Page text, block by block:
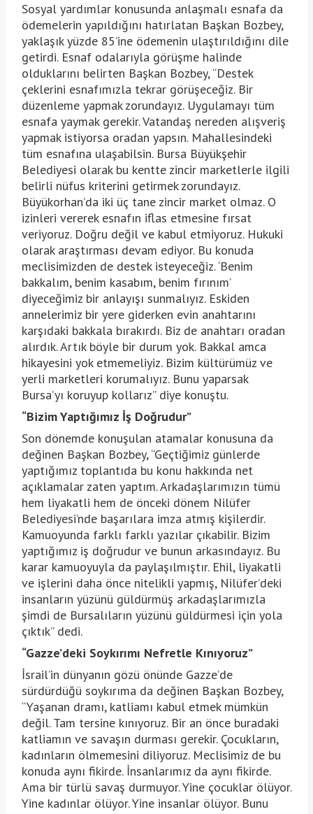
Sosyal yardımlar konusunda anlaşmalı esnafa da
ödemelerin yapıldığını hatırlatan Başkan Bozbey,
yaklaşık yüzde 85’ine ödemenin ulaştırıldığını dile
getirdi. Esnaf odalarıyla görüşme halinde
olduklarını belirten Başkan Bozbey, “Destek
çeklerini esnafımızla tekrar görüşeceğiz. Bir
düzenleme yapmak zorundayız. Uygulamayı tüm
esnafa yaymak gerekir. Vatandaş nereden alışveriş
yapmak istiyorsa oradan yapsın. Mahallesindeki
tüm esnafına ulaşabilsin. Bursa Büyükşehir
Belediyesi olarak bu kentte zincir marketlerle ilgili
belirli nüfus kriterini getirmek zorundayız.
Büyükorhan’da iki üç tane zincir market olmaz. O
izinleri vererek esnafın iflas etmesine fırsat
veriyoruz. Doğru değil ve kabul etmiyoruz. Hukuki
olarak araştırması devam ediyor. Bu konuda
meclisimizden de destek isteyeceğiz. ‘Benim
bakkalım, benim kasabım, benim fırınım’
diyeceğimiz bir anlayışı sunmalıyız. Eskiden
annelerimiz bir yere giderken evin anahtarını
karşıdaki bakkala bırakırdı. Biz de anahtarı oradan
alırdık. Artık böyle bir durum yok. Bakkal amca
hikayesini yok etmemeliyiz. Bizim kültürümüz ve
yerli marketleri korumalıyız. Bunu yaparsak
Bursa’yı koruyup kollarız” diye konuştu.
“Bizim Yaptığımız İş Doğrudur”
Son dönemde konuşulan atamalar konusuna da
değinen Başkan Bozbey, “Geçtiğimiz günlerde
yaptığımız toplantıda bu konu hakkında net
açıklamalar zaten yaptım. Arkadaşlarımızın tümü
hem liyakatli hem de önceki dönem Nilüfer
Belediyesi’nde başarılara imza atmış kişilerdir.
Kamuoyunda farklı farklı yazılar çıkabilir. Bizim
yaptığımız iş doğrudur ve bunun arkasındayız. Bu
karar kamuoyuyla da paylaşılmıştır. Ehil, liyakatli
ve işlerini daha önce nitelikli yapmış, Nilüfer’deki
insanların yüzünü güldürmüş arkadaşlarımızla
şimdi de Bursalıların yüzünü güldürmesi için yola
çıktık” dedi.
“Gazze’deki Soykırımı Nefretle Kınıyoruz”
İsrail’in dünyanın gözü önünde Gazze’de
sürdürdüğü soykırıma da değinen Başkan Bozbey,
“Yaşanan dramı, katliamı kabul etmek mümkün
değil. Tam tersine kınıyoruz. Bir an önce buradaki
katliamın ve savaşın durması gerekir. Çocukların,
kadınların ölmemesini diliyoruz. Meclisimiz de bu
konuda aynı fikirde. İnsanlarımız da aynı fikirde.
Ama bir türlü savaş durmuyor. Yine çocuklar ölüyor.
Yine kadınlar ölüyor. Yine insanlar ölüyor. Bunu